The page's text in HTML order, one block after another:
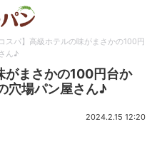
コスパ】高級ホテルの味がまさかの100円
ん♪
がまさかの100円台か
穴場パン屋さん♪
2024.2.15 12:20